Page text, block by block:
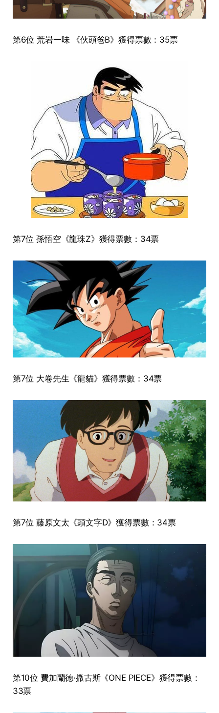
第6位 荒岩一味 《伙頭爸B》獲得票數：35票
第7位 孫悟空《龍珠Z》獲得票數：34票
第7位 大卷先生《龍貓》獲得票數：34票
第7位 藤原文太《頭文字D》獲得票數：34票
第10位 費加蘭德·撒古斯《ONE PIECE》獲得票數：
33票